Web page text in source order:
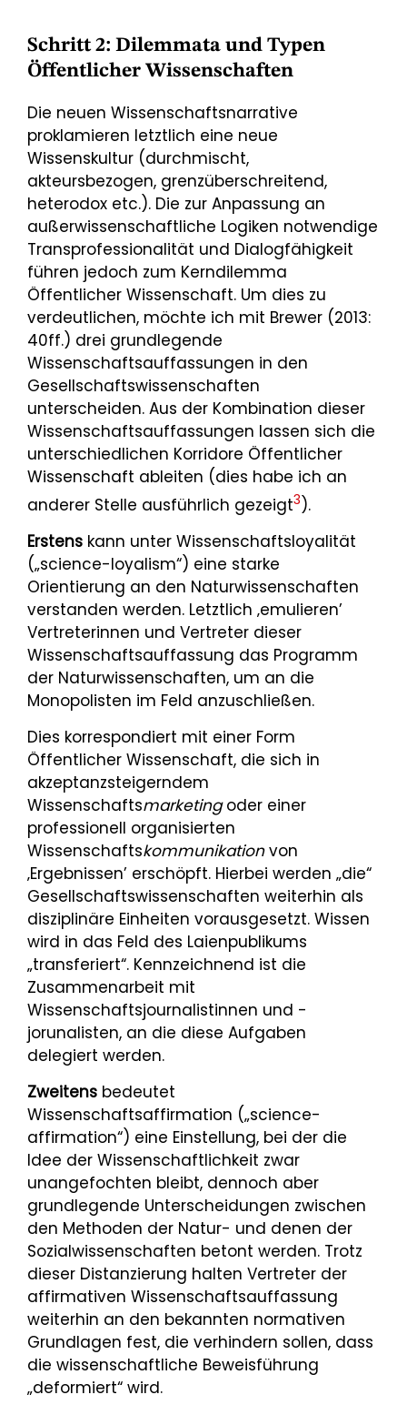
Schritt 2: Dilemmata und Typen
Öffentlicher Wissenschaften
Die neuen Wissenschaftsnarrative
proklamieren letztlich eine neue
Wissenskultur (durchmischt,
akteursbezogen, grenzüberschreitend,
heterodox etc.). Die zur Anpassung an
außerwissenschaftliche Logiken notwendige
Transprofessionalität und Dialogfähigkeit
führen jedoch zum Kerndilemma
Öffentlicher Wissenschaft. Um dies zu
verdeutlichen, möchte ich mit Brewer (2013:
40ff.) drei grundlegende
Wissenschaftsauffassungen in den
Gesellschaftswissenschaften
unterscheiden. Aus der Kombination dieser
Wissenschaftsauffassungen lassen sich die
unterschiedlichen Korridore Öffentlicher
Wissenschaft ableiten (dies habe ich an
anderer Stelle ausführlich gezeigt3).
Erstens kann unter Wissenschaftsloyalität
(„science-loyalism“) eine starke
Orientierung an den Naturwissenschaften
verstanden werden. Letztlich ‚emulieren’
Vertreterinnen und Vertreter dieser
Wissenschaftsauffassung das Programm
der Naturwissenschaften, um an die
Monopolisten im Feld anzuschließen.
Dies korrespondiert mit einer Form
Öffentlicher Wissenschaft, die sich in
akzeptanzsteigerndem
Wissenschaftsmarketingoder einer
professionell organisierten
Wissenschaftskommunikationvon
‚Ergebnissen’ erschöpft. Hierbei werden „die“
Gesellschaftswissenschaften weiterhin als
disziplinäre Einheiten vorausgesetzt. Wissen
wird in das Feld des Laienpublikums
„transferiert“. Kennzeichnend ist die
Zusammenarbeit mit
Wissenschaftsjournalistinnen und -
jorunalisten, an die diese Aufgaben
delegiert werden.
Zweitens bedeutet
Wissenschaftsaffirmation („science-
affirmation“) eine Einstellung, bei der die
Idee der Wissenschaftlichkeit zwar
unangefochten bleibt, dennoch aber
grundlegende Unterscheidungen zwischen
den Methoden der Natur- und denen der
Sozialwissenschaften betont werden. Trotz
dieser Distanzierung halten Vertreter der
affirmativen Wissenschaftsauffassung
weiterhin an den bekannten normativen
Grundlagen fest, die verhindern sollen, dass
die wissenschaftliche Beweisführung
„deformiert“ wird.